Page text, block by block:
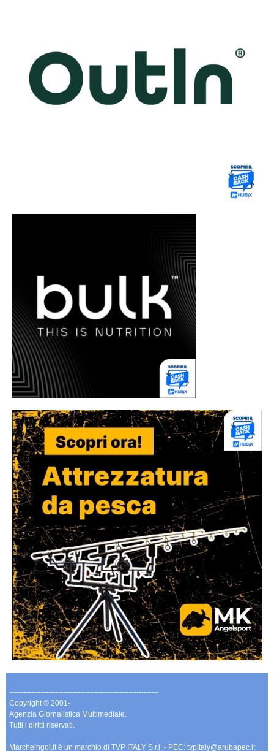
-------------------------------------------------------------
Copyright © 2001-
Agenzia Giornalistica Multimediale.
Tutti i diritti riservati.
Marcheingol.it è un marchio di TVP ITALY S.r.l. - PEC: tvpitaly@arubapec.it